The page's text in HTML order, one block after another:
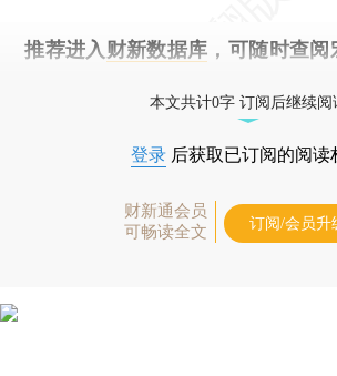
推荐进入 财新数据库 ，可随时查
本文共计0字 订阅后继续阅
登录 后获取已订阅的阅读
财新通会员
可畅读全文
订阅/会员升